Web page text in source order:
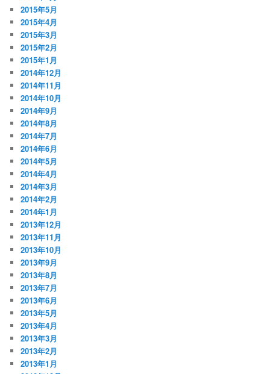
2015年5月
2015年4月
2015年3月
2015年2月
2015年1月
2014年12月
2014年11月
2014年10月
2014年9月
2014年8月
2014年7月
2014年6月
2014年5月
2014年4月
2014年3月
2014年2月
2014年1月
2013年12月
2013年11月
2013年10月
2013年9月
2013年8月
2013年7月
2013年6月
2013年5月
2013年4月
2013年3月
2013年2月
2013年1月